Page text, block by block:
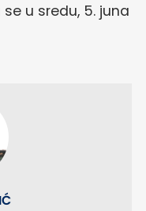
u sredu, 5. juna